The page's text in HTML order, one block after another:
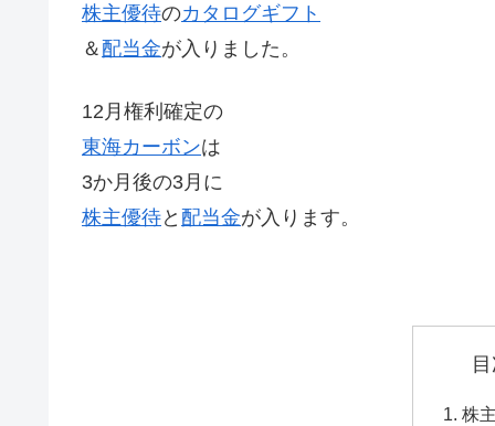
株主優待のカタログギフト
＆配当金が入りました。
12月権利確定の
東海カーボンは
3か月後の3月に
株主優待と 配当金が入ります。
株